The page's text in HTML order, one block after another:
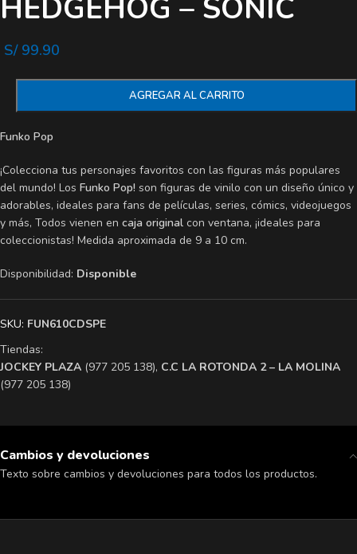
HEDGEHOG – SONIC
S/99.90
AGREGAR AL CARRITO
Funko Pop
¡Colecciona tus personajes favoritos con las figuras más populares
del mundo! Los Funko Pop! son figuras de vinilo con un diseño único y
adorables, ideales para fans de películas, series, cómics, videojuegos
y más, Todos vienen en caja original con ventana, ¡ideales para
coleccionistas! Medida aproximada de 9 a 10 cm.
Disponibilidad: Disponible
SKU: FUN610CDSPE
Tiendas:
​JOCKEY PLAZA (977 205 138), ​C.C LA ROTONDA 2 – LA MOLINA
(977 205 138)
Cambios y devoluciones
Texto sobre cambios y devoluciones para todos los productos.